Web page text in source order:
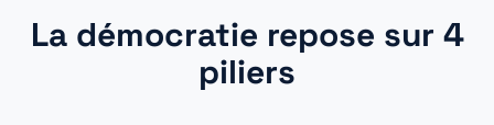
La démocratie repose sur 4
piliers